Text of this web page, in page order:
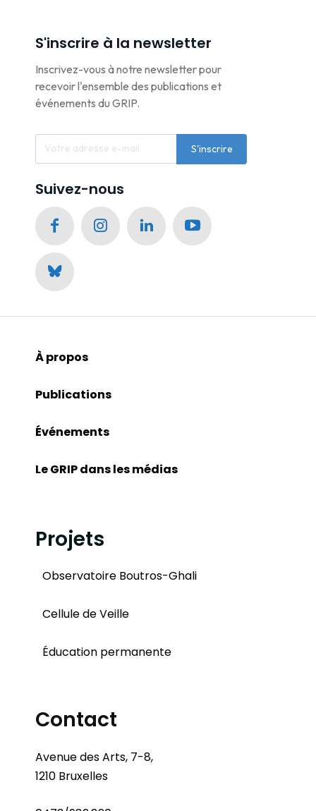
S'inscrire à la newsletter
Inscrivez-vous à notre newsletter pour
recevoir l'ensemble des publications et
événements du GRIP.
S'inscrire
Suivez-nous
À propos
Publications
Événements
Le GRIP dans les médias
Projets
Observatoire Boutros-Ghali
Cellule de Veille
Éducation permanente
Contact
Avenue des Arts, 7-8,
1210 Bruxelles